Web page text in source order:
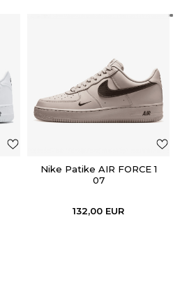
Nike Patike AIR FORCE 1
07
132,00 EUR